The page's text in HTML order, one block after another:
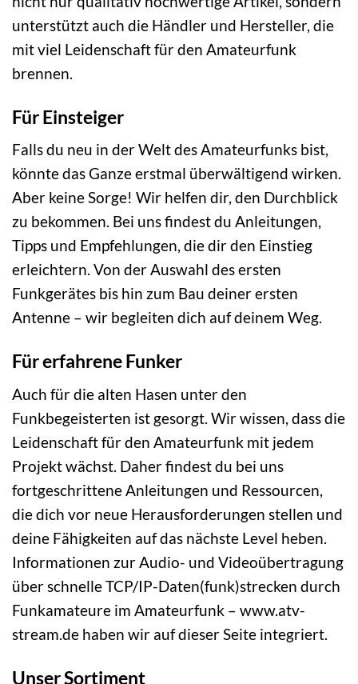
unterstützt auch die Händler und Hersteller, die
mit viel Leidenschaft für den Amateurfunk
brennen.
Für Einsteiger
Falls du neu in der Welt des Amateurfunks bist,
könnte das Ganze erstmal überwältigend wirken.
Aber keine Sorge! Wir helfen dir, den Durchblick
zu bekommen. Bei uns findest du Anleitungen,
Tipps und Empfehlungen, die dir den Einstieg
erleichtern. Von der Auswahl des ersten
Funkgerätes bis hin zum Bau deiner ersten
Antenne – wir begleiten dich auf deinem Weg.
Für erfahrene Funker
Auch für die alten Hasen unter den
Funkbegeisterten ist gesorgt. Wir wissen, dass die
Leidenschaft für den Amateurfunk mit jedem
Projekt wächst. Daher findest du bei uns
fortgeschrittene Anleitungen und Ressourcen,
die dich vor neue Herausforderungen stellen und
deine Fähigkeiten auf das nächste Level heben.
Informationen zur Audio- und Videoübertragung
über schnelle TCP/IP-Daten(funk)strecken durch
Funkamateure im Amateurfunk – www.atv-
stream.de haben wir auf dieser Seite integriert.
Unser Sortiment